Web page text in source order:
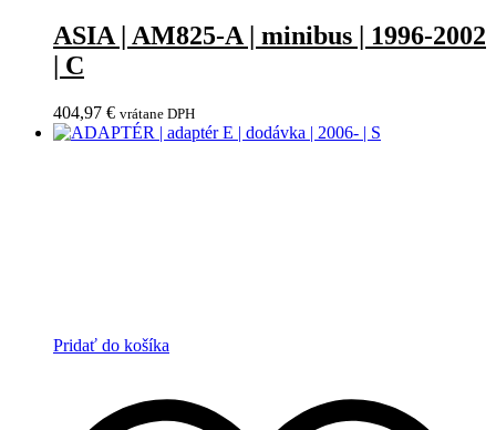
ASIA | AM825-A | minibus | 1996-2002
| C
404,97 € vrátane DPH
Pridať do košíka